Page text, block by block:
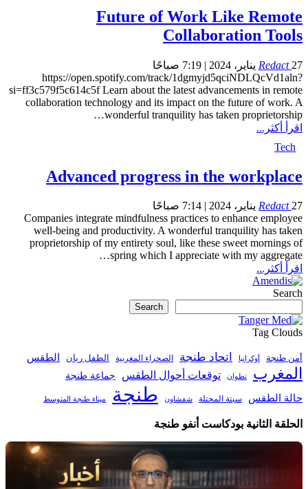
Future of Work Like Remote
Collaboration Tools
Redact 27 يناير، 2024 | 7:19 صباحًا
https://open.spotify.com/track/1dgmyjd5qciNDLQcVd1aln?
si=ff3c579f5c614c5fLearn about the latest advancements in remote
collaboration technology and its impact on the future of work. A
wonderful tranquility has taken proprietorship
…
اقرأ أكثر...
Tech
Advanced progress in the workplace
Redact27 يناير، 2024 | 7:14 صباحًا
Companies integrate mindfulness practices to enhance employee
well-being and productivity. A wonderful tranquility has taken
proprietorship of my entirety soul, like these sweet mornings of
spring which I appreciate with my aggregate
…
اقرأ أكثر...
Search
Search
Tag Clouds
أمن طنجة أوكرانيا اتحاد طنجة الصحراء المغربية الطفل ريان الطقس
المغرب تطوان توقعات أحوال الطقس جماعة طنجة
حالة الطقس سبتة المحتلة شفشاون طنجة ميناء طنجة المتوسط
الحلقة الثانية بودكاست أنفو طنجة